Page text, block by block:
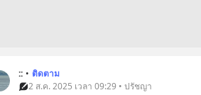
:: • ติดตาม
2 ส.ค. 2025 เวลา 09:29 • ปรัชญา